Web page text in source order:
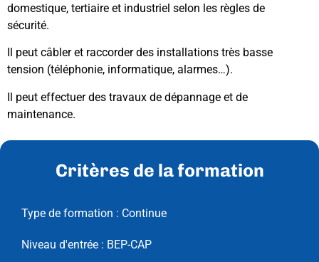
domestique, tertiaire et industriel selon les règles de
sécurité.
Il peut câbler et raccorder des installations très basse
tension (téléphonie, informatique, alarmes…).
Il peut effectuer des travaux de dépannage et de
maintenance.
Critères de la formation
Type de formation : Continue
Niveau d'entrée : BEP-CAP